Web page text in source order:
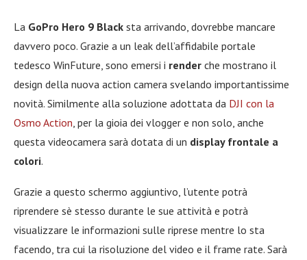
La GoPro Hero 9 Black sta arrivando, dovrebbe mancare
davvero poco. Grazie a un leak dell’affidabile portale
tedesco WinFuture, sono emersi i render che mostrano il
design della nuova action camera svelando importantissime
novità. Similmente alla soluzione adottata da DJI con la
Osmo Action , per la gioia dei vlogger e non solo, anche
questa videocamera sarà dotata di un display frontale a
colori.
Grazie a questo schermo aggiuntivo, l’utente potrà
riprendere sè stesso durante le sue attività e potrà
visualizzare le informazioni sulle riprese mentre lo sta
facendo, tra cui la risoluzione del video e il frame rate. Sarà